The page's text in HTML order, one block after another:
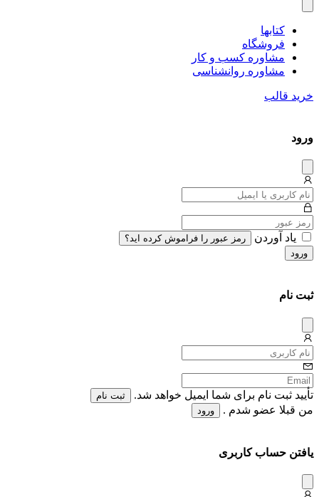
کتاب‎ها
فروشگاه
مشاوره کسب و کار
مشاوره روان‎شناسی
خرید قالب
ورود
میس
یاد آوردن
رمز عبور را فراموش کرده اید؟
ورود
ثبت نام
میس
تأیید ثبت نام برای شما ایمیل خواهد شد. ثبت نام
من قبلا عضو شدم . ورود
یافتن حساب کاربری
میس